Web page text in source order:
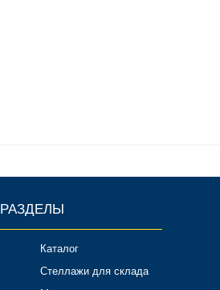
РАЗДЕЛЫ
Каталог
Стеллажи для склада